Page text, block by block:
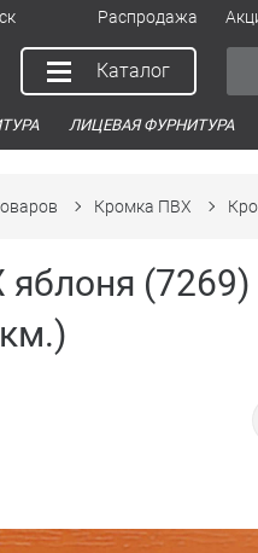
Распродажа
Каталог
ЛИЦЕВАЯ ФУРНИТУРА
Кромка ПВХ
(7269)